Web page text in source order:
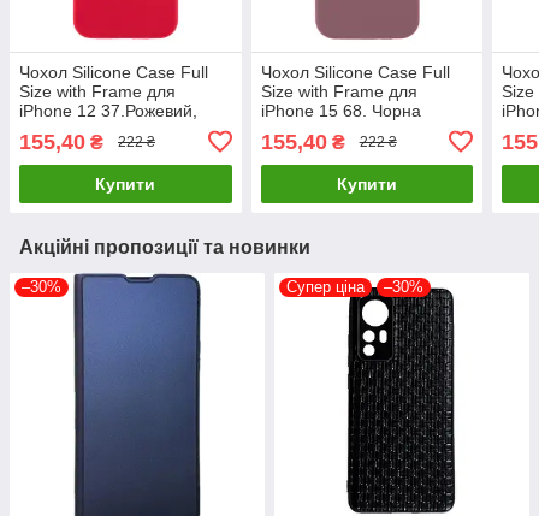
Чохол Silicone Case Full
Size with Frame для
iPhone 12 37.Рожевий,
міцний
155,40 ₴ 222 ₴
Купити
Чохол Silicone Case Full
Size with Frame для
iPhone 15 68. Чорна
смородина, силіконовий,
легкий і міцний.
155,40₴ 222 ₴
Купити
Size
Акційні пропозиції та новинки
–30% Супер ціна –30%